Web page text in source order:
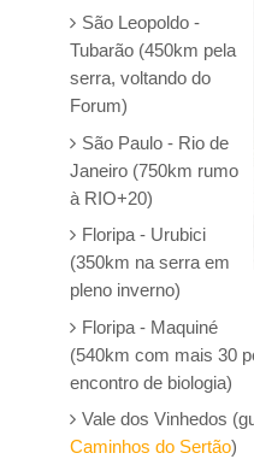
São Leopoldo -
Tubarão (450km pela
serra, voltando do
Forum)
São Paulo - Rio de
Janeiro (750km rumo
à RIO+20)
Floripa - Urubici
(350km na serra em
pleno inverno)
Floripa - Maquiné
(540km com mais 30
encontro de biologia)
Vale dos Vinhedos
Caminhos do Sertão)